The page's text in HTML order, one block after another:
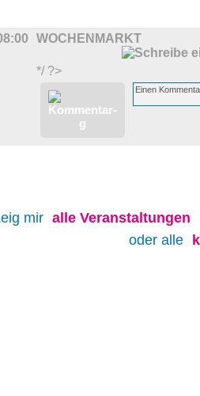
WOCHENMARKT
*/ ?>
mir alle Veranstaltungen
oder alle